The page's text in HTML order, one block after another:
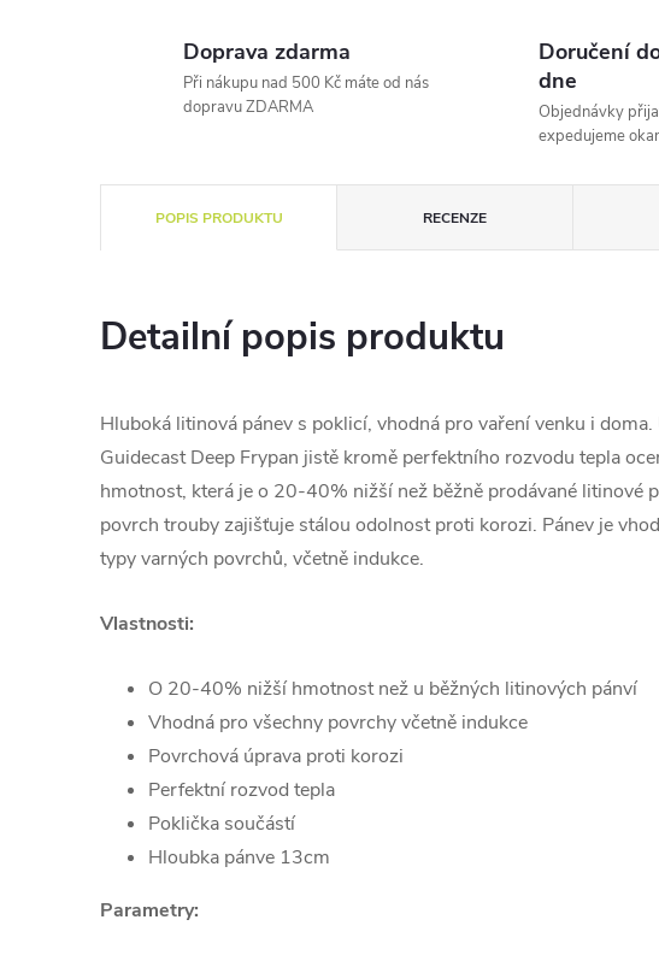
Doprava zdarma
Při nákupu nad 500 Kč máte od nás
dopravu ZDARMA
Doručení
dne
Objednávky
expedujeme
POPIS PRODUKTU RECENZE
Detailní popis produktu
Hluboká litinová pánev s poklicí, vhodná pro vaření venku i
Guidecast Deep Frypan jistě kromě perfektního rozvodu tepla
hmotnost, která je o 20-40% nižší než běžně prodávané litinové
povrch trouby zajišťuje stálou odolnost proti korozi. Pánev je
typy varných povrchů, včetně indukce.
Vlastnosti:
O 20-40% nižší hmotnost než u běžných litinových pánví
Vhodná pro všechny povrchy včetně indukce
Povrchová úprava proti korozi
Perfektní rozvod tepla
Poklička součástí
Hloubka pánve 13cm
Parametry: